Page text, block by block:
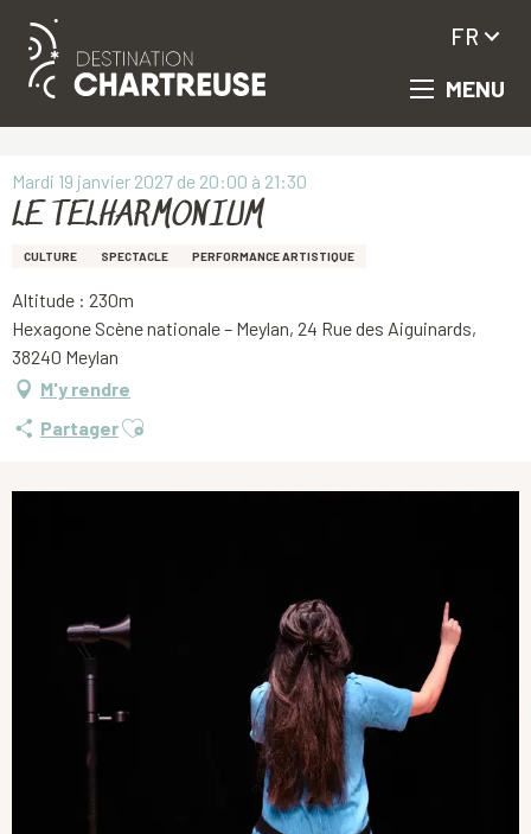
Aller
principal
MENU
FR
Mardi 19 janvier 2027 de 20:00 à 21:30
LE TELHARMONIUM
CULTURE SPECTACLE PERFORMANCE ARTISTIQUE
Altitude : 230m
Hexagone Scène nationale – Meylan, 24 Rue des Aiguinards,
38240 Meylan
M'y rendre
PartagerAjouter aux favoris